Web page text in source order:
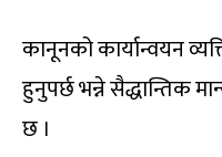
कानूनको कार्यान्वयन
हुनुपर्छ भन्ने सैद्धान्तिक
छ ।